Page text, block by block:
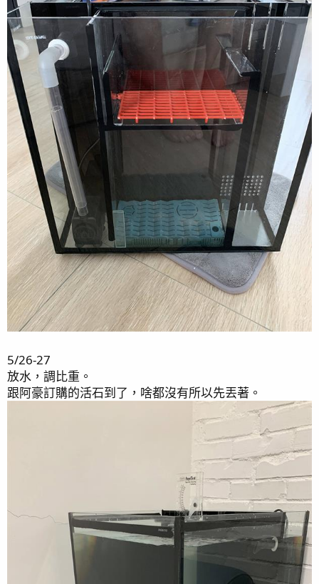
5/26-27
放水，調比重。
跟阿豪訂購的活石到了，啥都沒有所以先丟著。